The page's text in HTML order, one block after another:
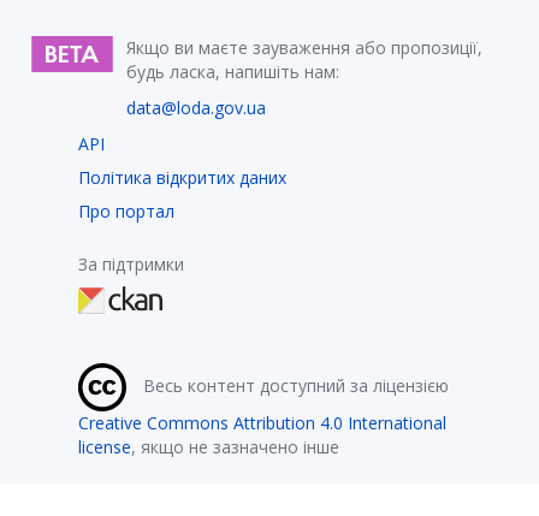
Якщо ви маєте зауваження або пропозиції,
будь ласка, напишіть нам:
data@loda.gov.ua
API
Політика відкритих даних
Про портал
За підтримки
Весь контент доступний за ліцензією
Creative Commons Attribution 4.0 International
license, якщо не зазначено інше